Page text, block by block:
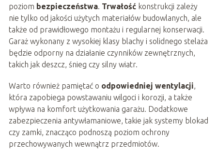
poziom bezpieczeństwa. Trwałośćkonstrukcji zależy
nie tylko od jakości użytych materiałów budowlanych, ale
także od prawidłowego montażu i regularnej konserwacji.
Garaż wykonany z wysokiej klasy blachy i solidnego stelaża
będzie odporny na działanie czynników zewnętrznych,
takich jak deszcz, śnieg czy silny wiatr.
Warto również pamiętać o odpowiedniej wentylacji,
która zapobiega powstawaniu wilgoci i korozji, a także
wpływa na komfort użytkowania garażu. Dodatkowe
zabezpieczenia antywłamaniowe, takie jak systemy blokad
czy zamki, znacząco podnoszą poziom ochrony
przechowywanych wewnątrz przedmiotów.